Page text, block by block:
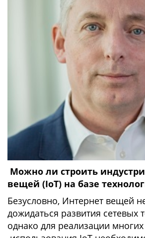
Можно ли строить
вещей (IoT) на базе
Безусловно, Интернет вещей
дожидаться развития сетевых
однако для реализации